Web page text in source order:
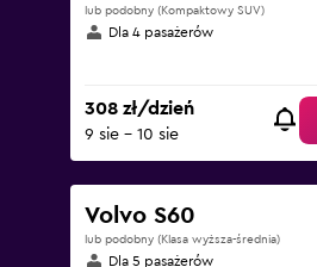
lub podobny (Kompaktowy SUV)
Dla 4 pasażerów
308 zł/dzień
9 sie - 10 sie
Volvo S60
lub podobny (Klasa wyższa-średnia)
Dla 5 pasażerów